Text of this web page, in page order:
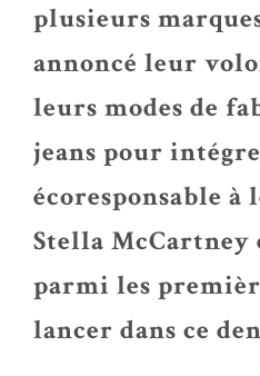
plusieurs
annoncé leur
leurs modes de
jeans pour
écoresponsable
Stella McCartney
parmi les
lancer dans ce